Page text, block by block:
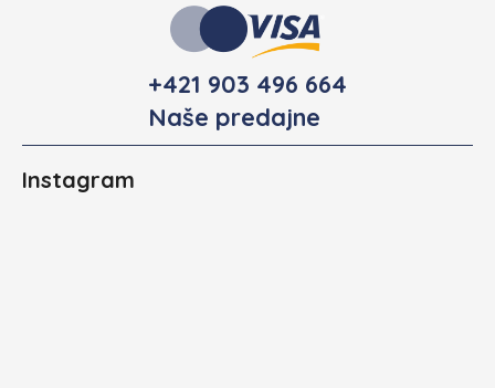
+421 903 496 664
Naše predajne
Instagram